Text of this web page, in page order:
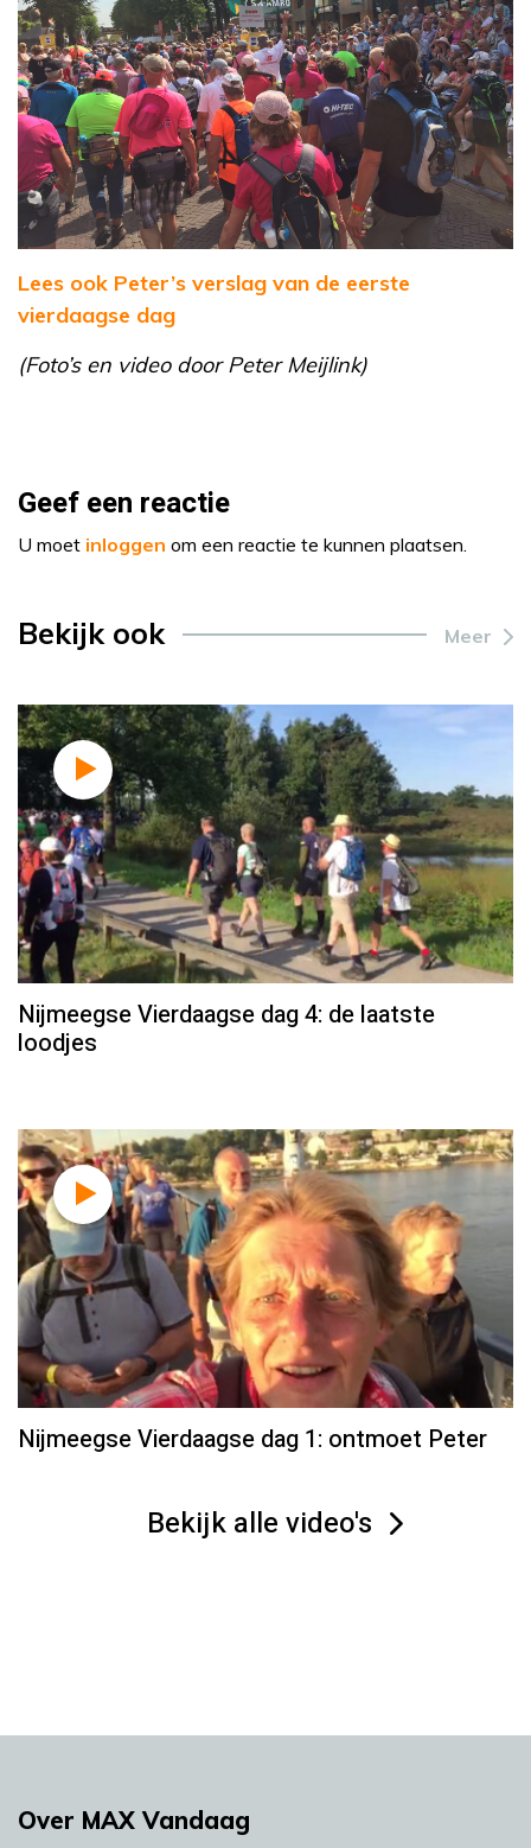
Lees ook Peter’s verslag van de eerste
vierdaagse dag
(Foto’s en video door Peter Meijlink)
Geef een reactie
U moet inloggen om een reactie te kunnen plaatsen.
Bekijk ook Meer
Nijmeegse Vierdaagse dag 4: de laatste
loodjes
Nijmeegse Vierdaagse dag 1: ontmoet Peter
Bekijk alle video's
Over MAX Vandaag